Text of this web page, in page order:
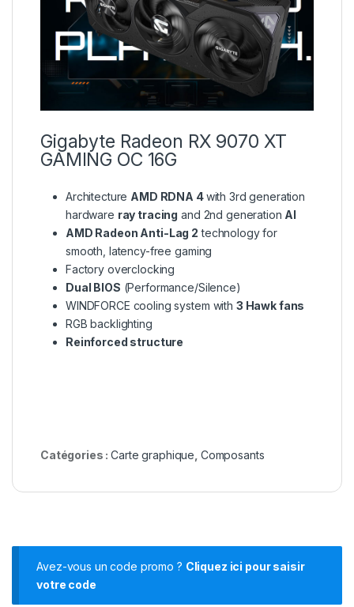
Gigabyte Radeon RX 9070 XT
GAMING OC 16G
Architecture AMD RDNA 4with 3rd generation
hardware ray tracing and 2nd generation AI
AMD Radeon Anti-Lag 2 technology for
smooth, latency-free gaming
Factory overclocking
Dual BIOS (Performance/Silence)
WINDFORCE cooling system with 3 Hawk fans
RGB backlighting
Reinforced structure
Catégories :Carte graphique Composants
Avez-vous un code promo ? Cliquez ici pour saisir
votre code